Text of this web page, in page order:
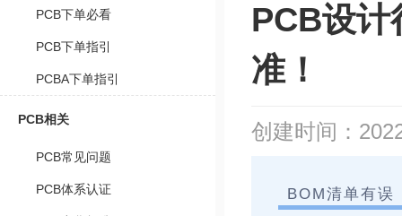
PCB下单必看
PCB下单指引
PCBA下单指引
PCB相关
PCB常见问题
PCB体系认证
PCB设计
准！
创建时间：
BOM清单有误